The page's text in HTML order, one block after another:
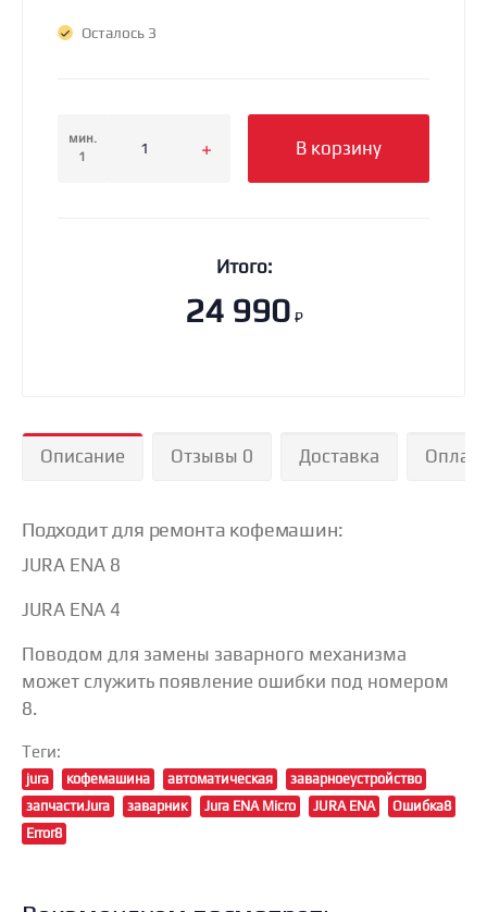
Осталось 3
мин.
1
В корзину
Итого:
24 990 ₽
Описание Отзывы 0 Доставка Оплата
Подходит для ремонта кофемашин:
JURA ENA 8
JURA ENA 4
Поводом для замены заварного механизма
может служить появление ошибки под номером
8.
Теги:
jura кофемашина автоматическая
заварноеустройство
запчастиJura
заварник Jura ENA Micro JURA ENA
Ошибка8
Error8